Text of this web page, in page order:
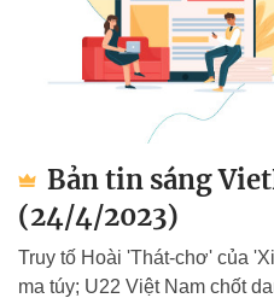
Bản tin sáng
(24/4/2023)
Truy tố Hoài 'Thát-chơ' của
ma túy; U22 Việt Nam chốt